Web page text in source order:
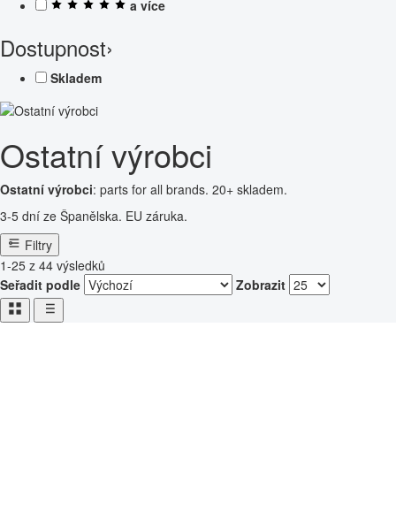
a více
Dostupnost›
Skladem
Ostatní výrobci
Ostatní výrobci: parts for all brands. 20+ skladem.
3-5 dní ze Španělska. EU záruka.
Filtry
1-25 z 44 výsledků
Seřadit podle
Zobrazit